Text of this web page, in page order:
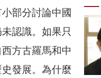
部分討論中國
認識。如果只
方古羅馬和中
發展。為什麼